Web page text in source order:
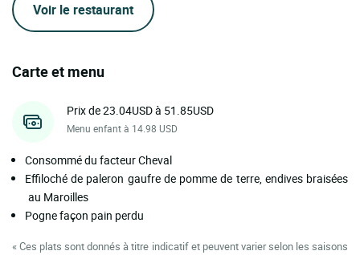
Voir le restaurant
Carte et menu
Prix de 23.04USD à 51.85USD
Menu enfant à 14.98 USD
Consommé du facteur Cheval
Effiloché de paleron gaufre de pomme de terre, endives braisées
au Maroilles
Pogne façon pain perdu
« Ces plats sont donnés à titre indicatif et peuvent varier selon les saisons